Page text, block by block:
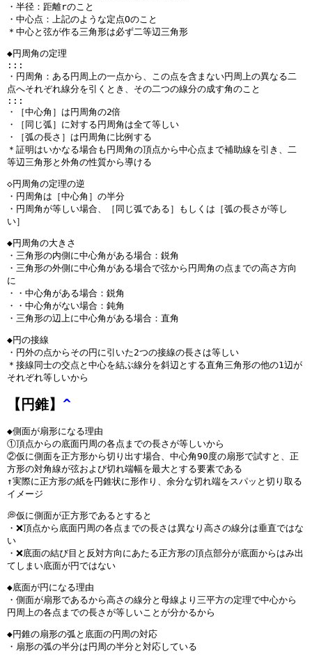
・半径：距離rのこと
・中心点：上記のような定点Oのこと
＊中心と弦が作る三角形は必ず二等辺三角形
◆円周角の定理
:::
・円周角：ある円周上の一点から、この点を含まない円周上の異なる二
点へそれぞれ線分を引くとき、その二つの線分の成す角のこと
:::
・［中心角］は円周角の2倍
・［同じ弧］に対する円周角は全て等しい
・［弧の長さ］は円周角に比例する
＊証明はいかなる場合も円周角の頂点から中心点まで補助線を引き、二
等辺三角形と外角の性質から導ける
◇円周角の定理の逆
・円周角は［中心角］の半分
・円周角が等しい場合、［同じ弧である］もしくは［弧の長さが等し
い］
◆円周角の大きさ
・三角形の内側に中心角がある場合：鋭角
・三角形の外側に中心角がある場合で弦から円周角の点までの高さ方向
に
・・中心角がある場合：鋭角
・・中心角がない場合：鈍角
・三角形の辺上に中心角がある場合：直角
◆円の接線
・円外の点からその円に引いた2つの接線の長さは等しい
＊接線同士の交点と中心を結ぶ線分を斜辺とする直角三角形の他の1辺が
それぞれ等しいから
【円錐】^
◆側面が扇形になる理由
①頂点からの底面円周の各点までの長さが等しいから
②仮に側面を正方形から切り出す場合、中心角90度の扇形で試すと、正
方形の対角線が弦および切れ端幅を最大とする要素である
↑実際に正方形の紙を円錐状に形作り、余分な切れ端をスパッと切り取る
イメージ
💭仮に側面が正方形であるとすると
・❌頂点から底面円周の各点までの長さは異なり高さの線分は垂直ではな
い
・❌底面の結び目と反対方向にあたる正方形の頂点部分が底面からはみ出
てしまい底面が円ではない
◆底面が円になる理由
・側面が扇形であるから高さの線分と母線より三平方の定理で中心から
円周上の各点までの長さが等しいことが分かるから
◆円錐の扇形の弧と底面の円周の対応
・扇形の弧の半分は円周の半分と対応している